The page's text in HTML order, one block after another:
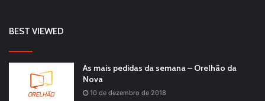
BEST VIEWED
As mais pedidas da semana – Orelhão da
Nova
10 de dezembro de 2018